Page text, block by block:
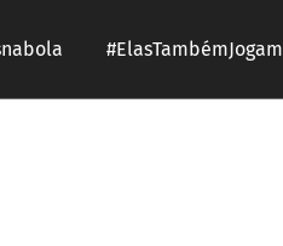
#ElasTambémJogam